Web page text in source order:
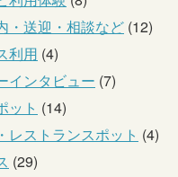
・送迎・相談など (12)
利用 (4)
インタビュー (7)
ット (14)
レストランスポット (4)
(29)